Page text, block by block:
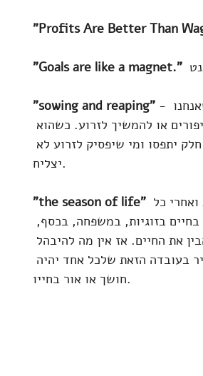
"Profits Are Better Than
"Goals are like a magnet."
"sowing and reaping" - לקצור ולזרוע. בעניין הזה הוא כל הזמן דיבר על כך שחלק מהזרעים שאנחנו
או להמשיך לזרוע. כשהוא
יתפסו ומי שיפסיק לזרוע לא
יצליח.
"the season of life" כל
בחיים בזוגיות, במשפחה, בכסף,
את החיים. אז אין מה להיבהל
בעובדה הזאת שלכל אחד יהיה
חושך או אור בחייו.